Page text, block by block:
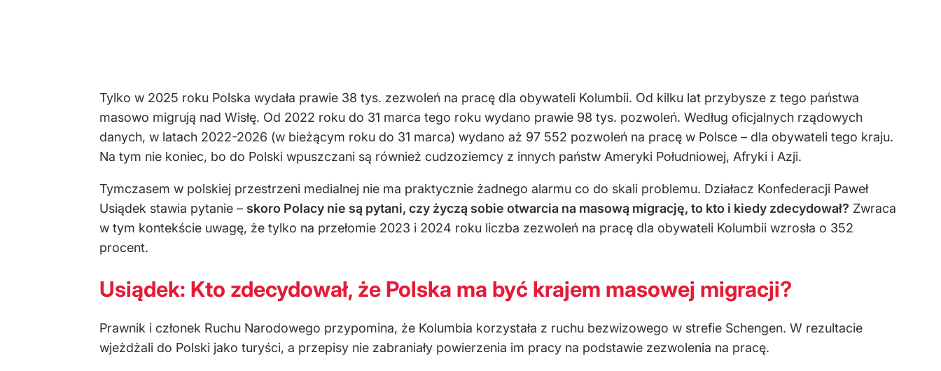
Tylko w 2025 roku Polska wydała prawie 38 tys. zezwoleń na pracę dla obywateli Kolumbii. Od kilku lat przybysze z tego państwa
masowo migrują nad Wisłę. Od 2022 roku do 31 marca tego roku wydano prawie 98 tys. pozwoleń. Według oficjalnych rządowych
danych, w latach 2022-2026 (w bieżącym roku do 31 marca) wydano aż 97 552 pozwoleń na pracę w Polsce – dla obywateli tego kraju.
Na tym nie koniec, bo do Polski wpuszczani są również cudzoziemcy z innych państw Ameryki Południowej, Afryki i Azji.
Tymczasem w polskiej przestrzeni medialnej nie ma praktycznie żadnego alarmu co do skali problemu. Działacz Konfederacji Paweł
Usiądek stawia pytanie – skoro Polacy nie są pytani, czy życzą sobie otwarcia na masową migrację, to kto i kiedy zdecydował? Zwraca
w tym kontekście uwagę, że tylko na przełomie 2023 i 2024 roku liczba zezwoleń na pracę dla obywateli Kolumbii wzrosła o 352
procent.
Usiądek: Kto zdecydował, że Polska ma być krajem masowej migracji?
Prawnik i członek Ruchu Narodowego przypomina, że Kolumbia korzystała z ruchu bezwizowego w strefie Schengen. W rezultacie
wjeżdżali do Polski jako turyści, a przepisy nie zabraniały powierzenia im pracy na podstawie zezwolenia na pracę.